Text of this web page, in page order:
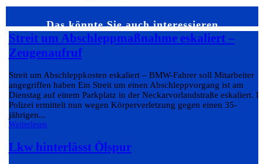
Das könnte Sie auch interessieren…
Streit um Abschleppmaßnahme eskaliert –
Zeugenaufruf
Streit um Abschleppkosten eskaliert – BMW-Fahrer soll Mitarbeiter
angegriffen haben Ein Streit um einen Abschleppvorgang ist am
Dienstag auf einem Parkplatz in der Neckarvorlandstraße eskaliert.
Polizei ermittelt nun wegen Körperverletzung gegen einen 35-
jährigen...
Weiterlesen
Lkw hinterlässt Ölspur